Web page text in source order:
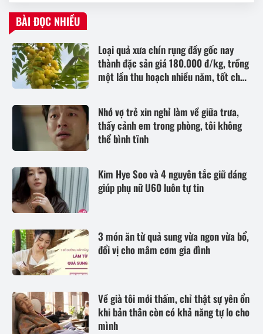
BÀI ĐỌC NHIỀU
Loại quả xưa chín rụng đầy gốc nay
thành đặc sản giá 180.000 đ/kg, trồng
một lần thu hoạch nhiều năm, tốt cho
Nhớ vợ trẻ xin nghỉ làm về giữa trưa,
thấy cảnh em trong phòng, tôi không
thể bình tĩnh
Kim Hye Soo và 4 nguyên tắc giữ dáng
giúp phụ nữ U60 luôn tự tin
3 món ăn từ quả sung vừa ngon vừa bổ,
đổi vị cho mâm cơm gia đình
Về già tôi mới thấm, chỉ thật sự yên ổn
khi bản thân còn có khả năng tự lo cho
mình